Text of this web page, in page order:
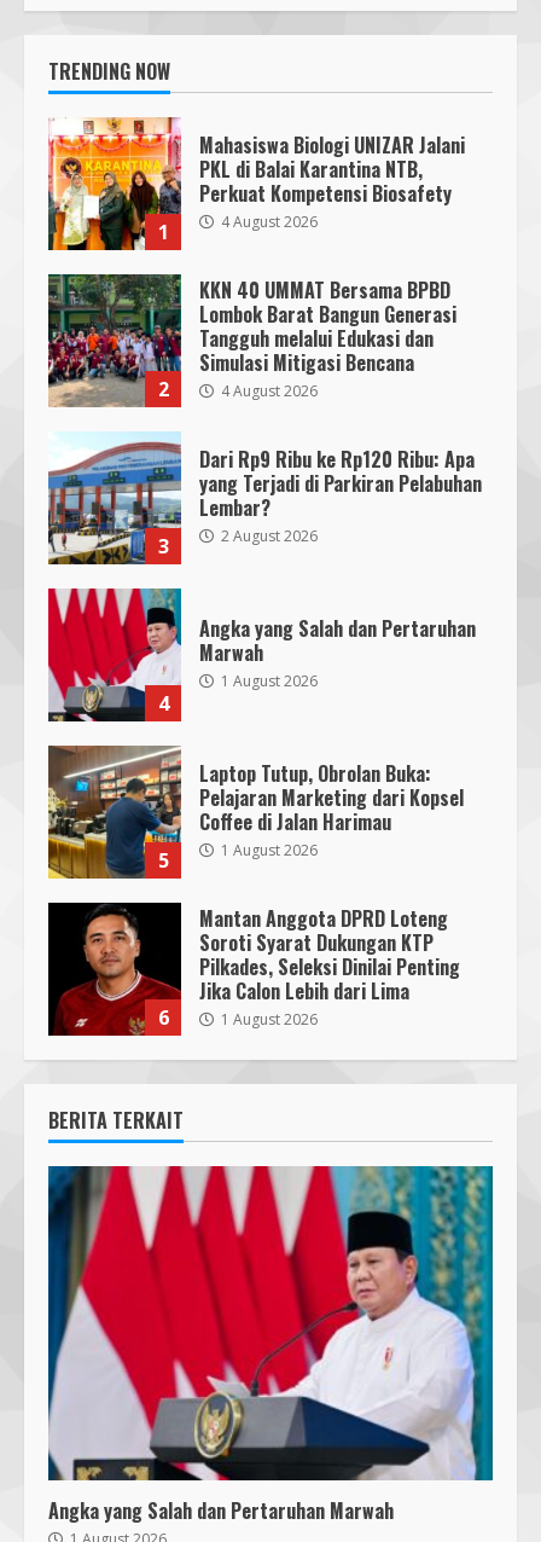
TRENDING NOW
1
Mahasiswa Biologi UNIZAR Jalani
PKL di Balai Karantina NTB,
Perkuat Kompetensi Biosafety
4 August 2026
2
KKN 40 UMMAT Bersama BPBD
Lombok Barat Bangun Generasi
Tangguh melalui Edukasi dan
Simulasi Mitigasi Bencana
4 August 2026
3
Dari Rp9 Ribu ke Rp120 Ribu: Apa
yang Terjadi di Parkiran Pelabuhan
Lembar?
2 August 2026
4
Angka yang Salah dan Pertaruhan
Marwah
1 August 2026
5
Laptop Tutup, Obrolan Buka:
Pelajaran Marketing dari Kopsel
Coffee di Jalan Harimau
1 August 2026
6
Mantan Anggota DPRD Loteng
Soroti Syarat Dukungan KTP
Pilkades, Seleksi Dinilai Penting
Jika Calon Lebih dari Lima
1 August 2026
BERITA TERKAIT
Angka yang Salah dan Pertaruhan Marwah